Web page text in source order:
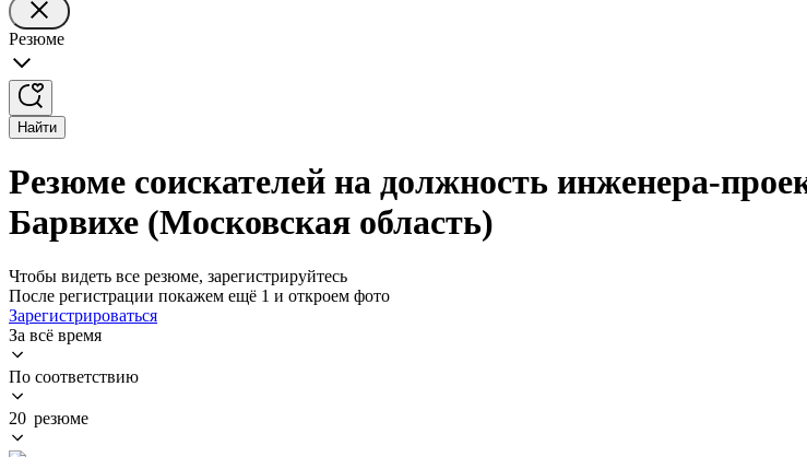
Резюме
Найти
Резюме соискателей на должность инженера-
Барвихе (Московская область)
Чтобы видеть все резюме, зарегистрируйтесь
После регистрации покажем ещё 1 и откроем фото
Зарегистрироваться
За всё время
По соответствию
20 резюме